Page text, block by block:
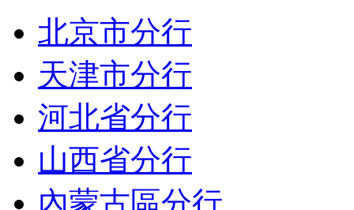
北京市分行
天津市分行
河北省分行
山西省分行
內蒙古區分行